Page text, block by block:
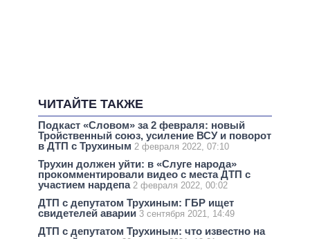
ЧИТАЙТЕ ТАКЖЕ
Подкаст «Словом» за 2 февраля: новый
Тройственный союз, усиление ВСУ и поворот
в ДТП с Трухиным 2 февраля 2022, 07:10
Трухин должен уйти: в «Слуге народа»
прокомментировали видео с места ДТП с
участием нардепа 2 февраля 2022, 00:02
ДТП с депутатом Трухиным: ГБР ищет
свидетелей аварии 3 сентября 2021, 14:49
ДТП с депутатом Трухиным: что известно на